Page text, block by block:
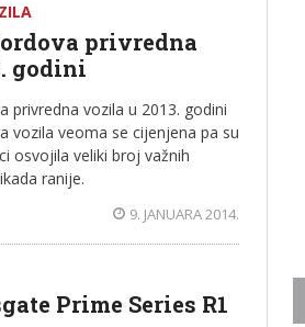
privredna
godini
privredna vozila u 2013. godini
vozila veoma se cijenjena pa su
osvojila veliki broj važnih
ranije.
9. JANUARA 2014.
Prime Series R1